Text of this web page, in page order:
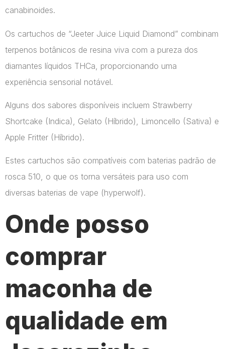
canabinoides.
Os cartuchos de “Jeeter Juice Liquid Diamond” combinam
terpenos botânicos de resina viva com a pureza dos
diamantes líquidos THCa, proporcionando uma
experiência sensorial notável.
Alguns dos sabores disponíveis incluem Strawberry
Shortcake (Indica), Gelato (Híbrido), Limoncello (Sativa) e
Apple Fritter (Híbrido).
Estes cartuchos são compatíveis com baterias padrão de
rosca 510, o que os torna versáteis para uso com
diversas baterias de vape​ (hyperwolf)​.
Onde posso
comprar
maconha de
qualidade em